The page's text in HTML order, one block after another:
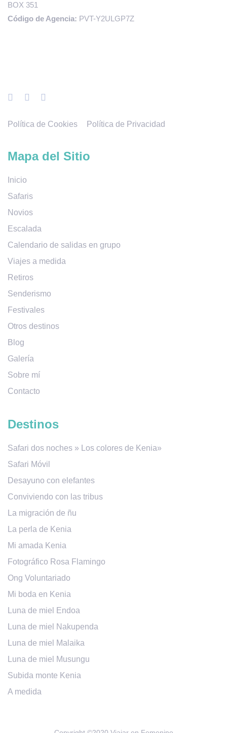
BOX 351
Código de Agencia: PVT-Y2ULGP7Z
Política de Cookies Política de Privacidad
Mapa del Sitio
Inicio
Safaris
Novios
Escalada
Calendario de salidas en grupo
Viajes a medida
Retiros
Senderismo
Festivales
Otros destinos
Blog
Galería
Sobre mí
Contacto
Destinos
Safari dos noches » Los colores de Kenia»
Safari Móvil
Desayuno con elefantes
Conviviendo con las tribus
La migración de ñu
La perla de Kenia
Mi amada Kenia
Fotográfico Rosa Flamingo
Ong Voluntariado
Mi boda en Kenia
Luna de miel Endoa
Luna de miel Nakupenda
Luna de miel Malaika
Luna de miel Musungu
Subida monte Kenia
A medida